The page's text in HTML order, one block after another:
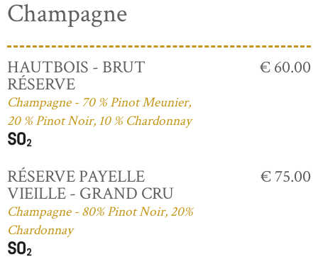
Champagne
HAUTBOIS - BRUT
RÉSERVE
Champagne - 70 % Pinot Meunier,
20 % Pinot Noir, 10 % Chardonnay
€ 60.00
RÉSERVE PAYELLE
VIEILLE - GRAND CRU
Champagne - 80% Pinot Noir, 20%
Chardonnay
€ 75.00